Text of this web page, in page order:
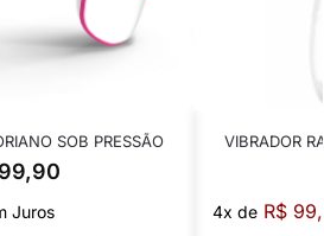
SOB PRESSÃO
Juros
VIBRADOR
4x de R$